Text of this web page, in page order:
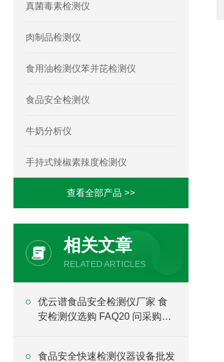
真菌毒素检测仪
肉制品检测仪
食用油检测仪苯并芘检测仪
食品安全检测仪
牛奶分析仪
手持式辣椒素辣度检测仪
查看全部产品 >>
相关文章
RELATED ARTICLES
优云谱食品安全检测仪厂家 食
安检测仪选购 FAQ20 问采购指
食品安全快速检测仪器设备批发